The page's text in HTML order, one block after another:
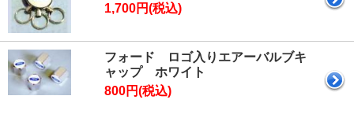
1,700円(税込)
フォード ロゴ入りエアーバルブキ
ャップ ホワイト
800円(税込)